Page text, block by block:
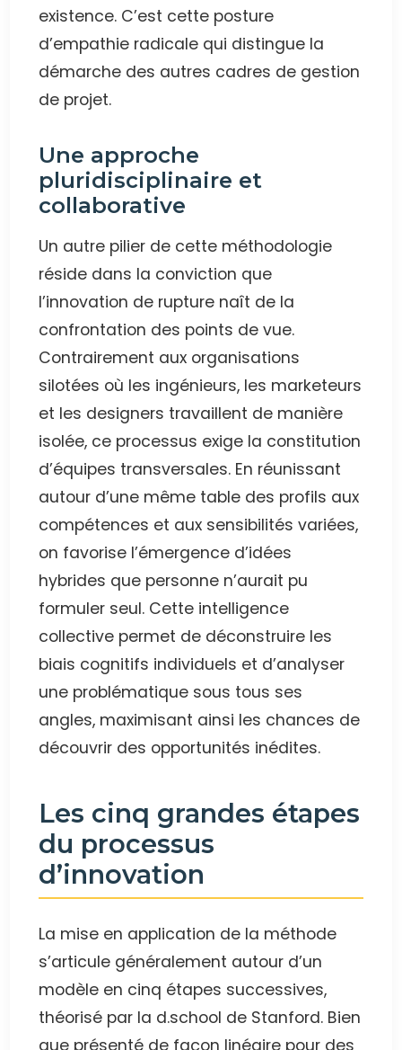
existence. C’est cette posture
d’empathie radicale qui distingue la
démarche des autres cadres de gestion
de projet.
Une approche
pluridisciplinaire et
collaborative
Un autre pilier de cette méthodologie
réside dans la conviction que
l’innovation de rupture naît de la
confrontation des points de vue.
Contrairement aux organisations
silotées où les ingénieurs, les marketeurs
et les designers travaillent de manière
isolée, ce processus exige la constitution
d’équipes transversales. En réunissant
autour d’une même table des profils aux
compétences et aux sensibilités variées,
on favorise l’émergence d’idées
hybrides que personne n’aurait pu
formuler seul. Cette intelligence
collective permet de déconstruire les
biais cognitifs individuels et d’analyser
une problématique sous tous ses
angles, maximisant ainsi les chances de
découvrir des opportunités inédites.
Les cinq grandes étapes
du processus
d’innovation
La mise en application de la méthode
s’articule généralement autour d’un
modèle en cinq étapes successives,
théorisé par la d.school de Stanford. Bien
que présenté de façon linéaire pour des